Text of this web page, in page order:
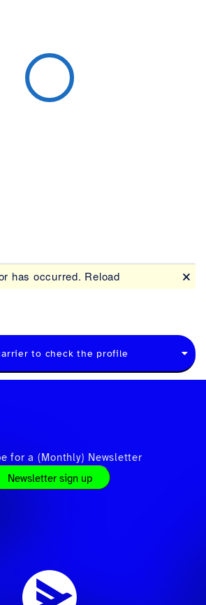
to check the profile
for a (Monthly) Newsletter
Newsletter sign up